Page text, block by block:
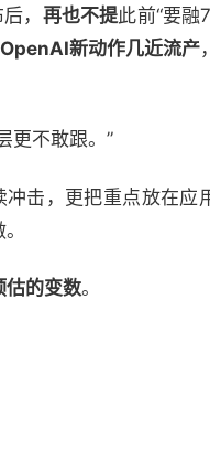
， 再也不提此前“要融
新动作几近流产
更不敢跟。”
击，更把重点放在应
估的变数。